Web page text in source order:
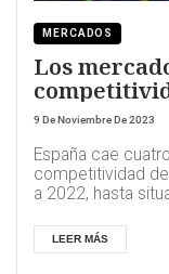
MERCADOS
Los
9 De Noviembre De 2023
España cae
competitividad
a 2022, hasta
LEER MÁS